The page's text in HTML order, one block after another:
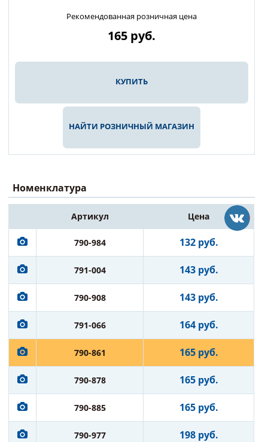
Рекомендованная розничная цена
165 руб.
КУПИТЬ
НАЙТИ РОЗНИЧНЫЙ МАГАЗИН
Номенклатура
Артикул Цена
790-984 132 руб.
791-004 143 руб.
790-908 143 руб.
791-066 164 руб.
790-861 165 руб.
790-878 165 руб.
790-885 165 руб.
790-977 198 руб.